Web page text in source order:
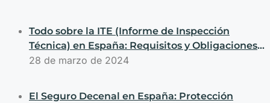
Todo sobre la ITE (Informe de Inspección
Técnica) en España: Requisitos y Obligaciones
para Compradores y Vendedores
28 de marzo de 2024
El Seguro Decenal en España: Protección